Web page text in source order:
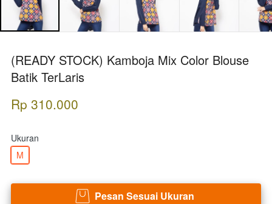
(READY STOCK) Kamboja Mix Color Blouse
Batik TerLaris
Rp 310.000
Ukuran
M
` Pesan Sesuai Ukuran